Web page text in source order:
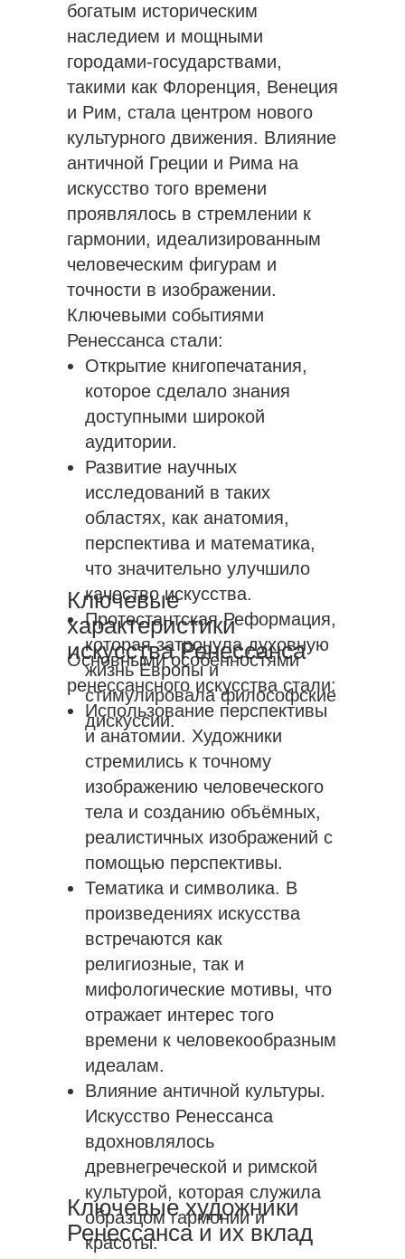
богатым историческим
наследием и мощными
городами-государствами,
такими как Флоренция, Венеция
и Рим, стала центром нового
культурного движения. Влияние
античной Греции и Рима на
искусство того времени
проявлялось в стремлении к
гармонии, идеализированным
человеческим фигурам и
точности в изображении.
Ключевыми событиями
Ренессанса стали:
Открытие книгопечатания,
которое сделало знания
доступными широкой
аудитории.
Развитие научных
исследований в таких
областях, как анатомия,
перспектива и математика,
что значительно улучшило
качество искусства.
Протестантская Реформация,
которая затронула духовную
жизнь Европы и
стимулировала философские
дискуссии.
Основными особенностями
ренессансного искусства стали:
Использование перспективы
и анатомии. Художники
стремились к точному
изображению человеческого
тела и созданию объёмных,
реалистичных изображений с
помощью перспективы.
Тематика и символика. В
произведениях искусства
встречаются как
религиозные, так и
мифологические мотивы, что
отражает интерес того
времени к человекообразным
идеалам.
Влияние античной культуры.
Искусство Ренессанса
вдохновлялось
древнегреческой и римской
культурой, которая служила
образцом гармонии и
красоты.
Ключевые
характеристики
искусства Ренессанса
Ключевые художники
Ренессанса и их вклад